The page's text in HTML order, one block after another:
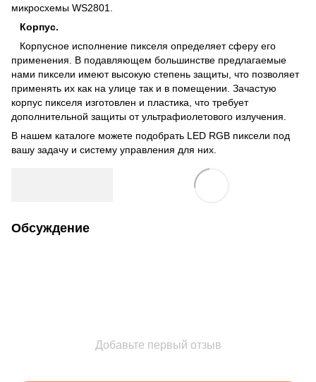
микросхемы WS2801.
Корпус.
Корпусное исполнение пикселя определяет сферу его
применения. В подавляющем большинстве предлагаемые
нами пиксели имеют высокую степень защиты, что позволяет
применять их как на улице так и в помещении. Зачастую
корпус пикселя изготовлен и пластика, что требует
дополнительной защиты от ультрафиолетового излучения.
В нашем каталоге можете подобрать LED RGB пиксели под
вашу задачу и систему управления для них.
Обсуждение
Добавьте первый отзыв